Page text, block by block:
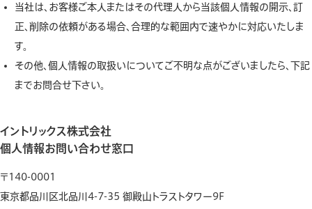
当社は、お客様ご本人またはその代理人から当該個人情報の開示、訂
正、削除の依頼がある場合、合理的な範囲内で速やかに対応いたしま
す。
その他、個人情報の取扱いについてご不明な点がございましたら、下記
までお問合せ下さい。
イントリックス株式会社
個人情報お問い合わせ窓口
〒140-0001
東京都品川区北品川4-7-35 御殿山トラストタワー9F